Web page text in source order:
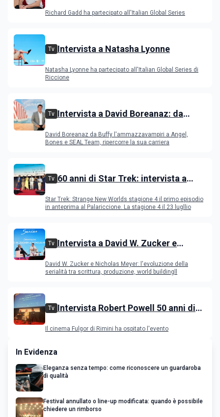
Richard Gadd ha partecipato all'Italian Global Series
Tv Intervista a Natasha Lyonne
Natasha Lyonne ha partecipato all'Italian Global Series di
Riccione
Tv Intervista a David Boreanaz: da
Bones e SEAL Team
David Boreanaz da Buffy l'ammazzavampiri a Angel,
Bones e SEAL Team, ripercorre la sua carriera
Tv 60 anni di Star Trek: intervista a
Romijn, Anson Mount
Star Trek: Strange New Worlds stagione 4 il primo episodio
in anteprima al Palariccione. La stagione 4 il 23 lugllio
Tv Intervista a David W. Zucker e
serialità internazionale
David W. Zucker e Nicholas Meyer: l'evoluzione della
serialità tra scrittura, produzione, world buildingll
Tv Intervista Robert Powell 50 anni di
pubblico
Il cinema Fulgor di Rimini ha ospitato l'evento
In Evidenza
Eleganza senza tempo: come riconoscere un guardaroba
di qualità
Festival annullato o line-up modificata: quando è possibile
chiedere un rimborso